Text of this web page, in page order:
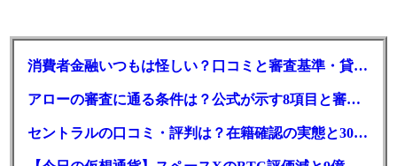
消費者金融いつもは怪しい？口コミと審査基準・貸付条件を調査
アローの審査に通る条件は？公式が示す8項目と審査時間
セントラルの口コミ・評判は？在籍確認の実態と30日金利0円の落とし穴